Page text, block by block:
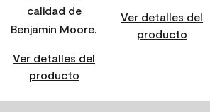
calidad de
Benjamin Moore.
Ver detalles del
producto
Ver detalles del
producto